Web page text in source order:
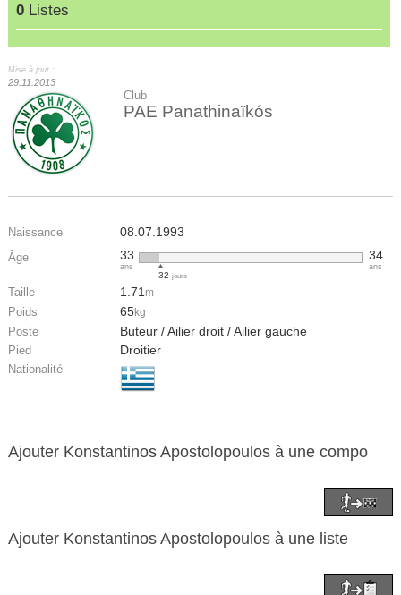
0 Listes
Mise à jour :
29.11.2013
Club
PAE Panathinaïkós
Naissance 08.07.1993
Âge 33
ans
32 jours
34
ans
Taille 1.71m
Poids 65kg
Poste Buteur / Ailier droit / Ailier gauche
Pied Droitier
Nationalité
Ajouter Konstantinos Apostolopoulos à une compo
Ajouter Konstantinos Apostolopoulos à une liste